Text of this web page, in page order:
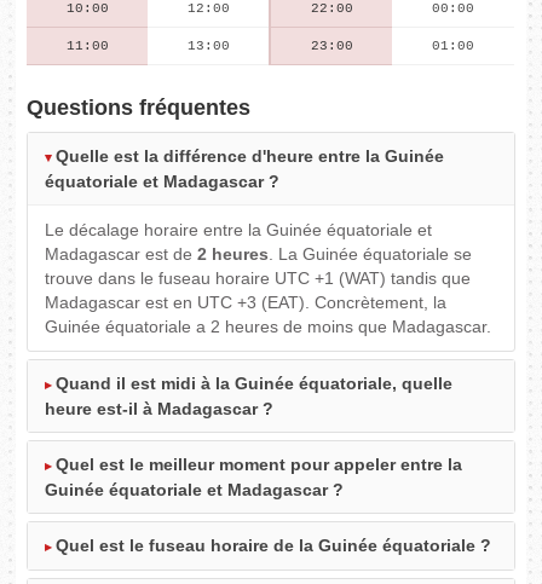
10:00 12:00 22:00 00:00
11:00 13:00 23:00 01:00
Questions fréquentes
Quelle est la différence d'heure entre la Guinée
équatoriale et Madagascar ?
Le décalage horaire entre la Guinée équatoriale et
Madagascar est de2 heures. La Guinée équatoriale se
trouve dans le fuseau horaire UTC +1 (WAT) tandis que
Madagascar est en UTC +3 (EAT). Concrètement, la
Guinée équatoriale a 2 heures de moins que Madagascar.
Quand il est midi à la Guinée équatoriale, quelle
heure est-il à Madagascar ?
Quel est le meilleur moment pour appeler entre la
Guinée équatoriale et Madagascar ?
Quel est le fuseau horaire de la Guinée équatoriale ?